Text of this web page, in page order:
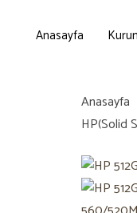
Anasayfa
Anasayfa
HP(Solid